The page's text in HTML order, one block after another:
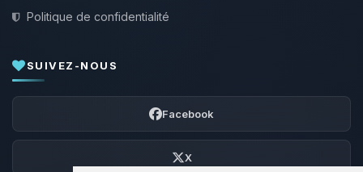
Politique de confidentialité
SUIVEZ-NOUS
Facebook
X